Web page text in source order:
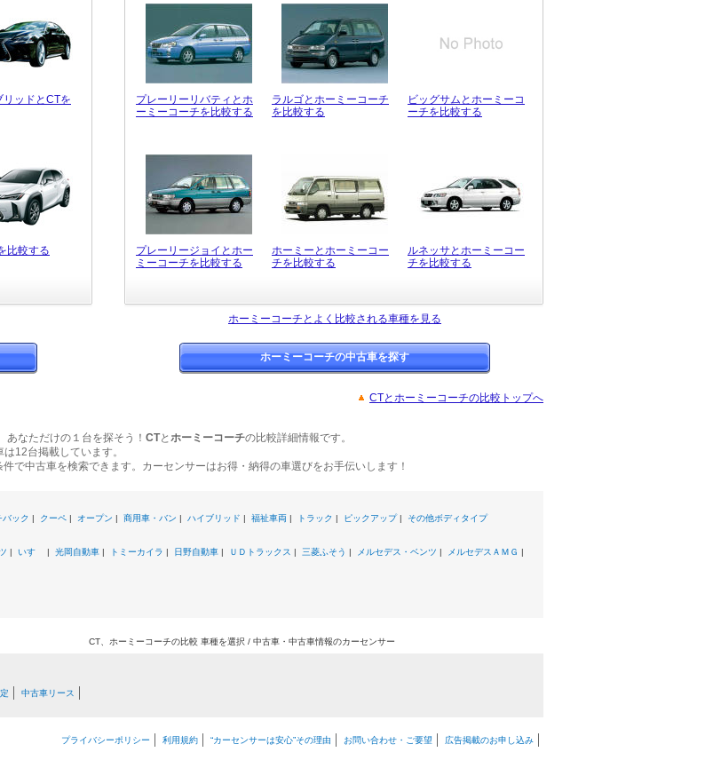
リッドとCTを
比較する
プレーリーリバティとホ
ーミーコーチを比較する
ラルゴとホーミーコーチ
を比較する
ビッグサムとホーミーコ
ーチを比較する
プレーリージョイとホー
ミーコーチを比較する
ホーミーとホーミーコー
チを比較する
ルネッサとホーミーコー
チを比較する
ホーミーコーチとよく比較される車種を見る
ホーミーコーチの中古車を探す
CTとホーミーコーチの比較トップへ
なただけの１台を探そう！ CTと ホーミーコーチの比較詳細情報です。
は12台掲載しています。
で中古車を検索できます。カーセンサーはお得・納得の車選びをお手伝いします！
バック | クーペ | オープン | 商用車・バン | ハイブリッド | 福祉車両 | トラック | ピックアップ| その他ボディタイプ
| いすゞ | 光岡自動車 | トミーカイラ | 日野自動車 | ＵＤトラックス | 三菱ふそう | メルセデス・ベンツ | メルセデスＡＭＧ |
CT、ホーミーコーチの比較 車種を選択 / 中古車・中古車情報のカーセンサー
中古車リース
プライバシーポリシー 利用規約 “カーセンサーは安心”その理由 お問い合わせ・ご要望 広告掲載のお申し込み